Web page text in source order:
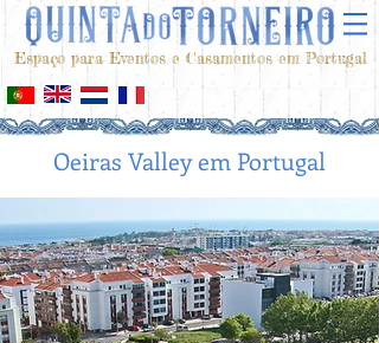
Espaço para Eventos e Casamentos em Portugal
Oeiras Valley em Portugal